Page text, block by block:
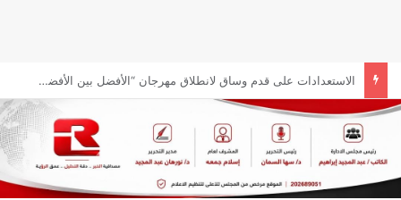
إعلام الوادي الجديد ينظم ندوة توعوية بعنوان “ظاهرة الطلاق.. الأسباب وسبل التغلب عليها”